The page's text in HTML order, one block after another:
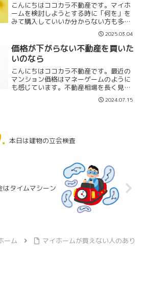
こんにちはココカラ不動産です。マイホ
ームを検討しようとする時に「何を」を
みて購入していいか分からない方も多い
のではないかと思います。✔予算✔通勤距
離✔駅距離✔間取りなど、ほとんどの方が
上記のことを考えながら探されていま
す。不動産営業マンに物...
2025.03.04
価格が下がらない不動産を買いた
いのなら
こんにちはココカラ不動産です。最近の
マンション価格はマネーゲームのように
も感じています。不動産相場を長く見て
いる私からすれば買いたくないような物
件は沢山あります。「この築年数で2024.07.15
本日は建物の立会検査
はタイムマシーン
ーム
マイホームが買えない人のあり